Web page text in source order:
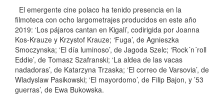
El emergente cine polaco ha tenido presencia en la
filmoteca con ocho largometrajes producidos en este año
2019: ‘Los pájaros cantan en Kigali’, codirigida por Joanna
Kos-Krauze y Krzystof Krauze; ‘Fuga’, de Agnieszka
Smoczynska; ‘El día luminoso’, de Jagoda Szelc; ‘Rock´n´roll
Eddie’, de Tomasz Szafranski; ‘La aldea de las vacas
nadadoras’, de Katarzyna Trzaska; ‘El correo de Varsovia’, de
Wladyslaw Pasikowski; ‘El mayordomo’, de Filip Bajon, y ’53
guerras’, de Ewa Bukowska.